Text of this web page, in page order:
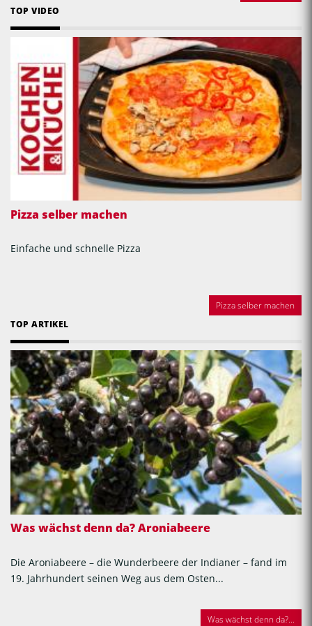
TOP VIDEO
Pizza selber machen
Einfache und schnelle Pizza
Pizza selber machen
TOP ARTIKEL
Was wächst denn da? Aroniabeere
Die Aroniabeere – die Wunderbeere der Indianer – fand im
19. Jahrhundert seinen Weg aus dem Osten...
Was wächst denn da?...